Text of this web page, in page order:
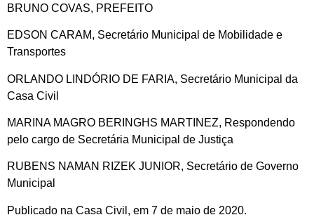
BRUNO COVAS, PREFEITO
EDSON CARAM, Secretário Municipal de Mobilidade e
Transportes
ORLANDO LINDÓRIO DE FARIA, Secretário Municipal da
Casa Civil
MARINA MAGRO BERINGHS MARTINEZ, Respondendo
pelo cargo de Secretária Municipal de Justiça
RUBENS NAMAN RIZEK JUNIOR, Secretário de Governo
Municipal
Publicado na Casa Civil, em 7 de maio de 2020.